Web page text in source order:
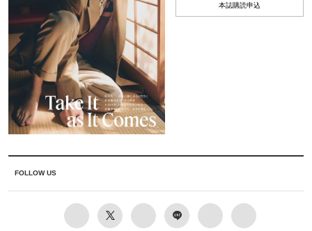
本誌購読申込
FOLLOW US